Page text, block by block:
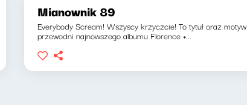
Mianownik 89
Everybody Scream! Wszyscy krzyczcie! To tytuł oraz motyw
przewodni najnowszego albumu Florence +...